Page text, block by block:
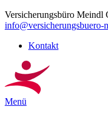
Versicherungsbüro Meindl
info@versicherungsbuero-
Kontakt
Menü